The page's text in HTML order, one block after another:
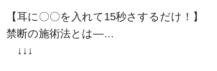
【耳に〇〇を入れて15秒さするだけ！】
禁断の施術法とは―…
↓↓↓